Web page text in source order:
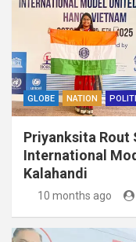
GLOBE NATION
Priyanksita Rout
International
Kalahandi
10 months ago